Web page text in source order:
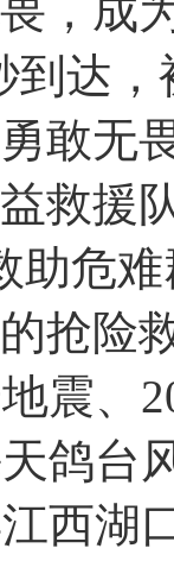
成为
达，
敢无
救援
助危
抢险
震、
鸽台
西湖